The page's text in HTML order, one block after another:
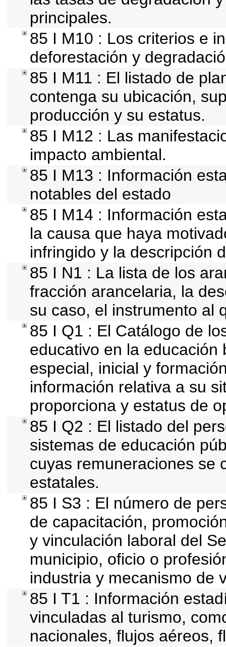
principales.
85 I M10 : Los criterios e
deforestación y
85 I M11 : El listado de
contenga su ubicación,
producción y su estatus.
85 I M12 : Las
impacto ambiental.
85 I M13 : Información
notables del estado
85 I M14 : Información
la causa que haya
infringido y la descripción
85 I N1 : La lista de los
fracción arancelaria, la
su caso, el instrumento al
85 I Q1 : El Catálogo de
educativo en la educación
especial, inicial y
información relativa a su
proporciona y estatus de
85 I Q2 : El listado del
sistemas de educación
cuyas remuneraciones se
estatales.
85 I S3 : El número de
de capacitación,
y vinculación laboral del
municipio, oficio o
industria y mecanismo de
85 I T1 : Información
vinculadas al turismo,
nacionales, flujos aéreos,